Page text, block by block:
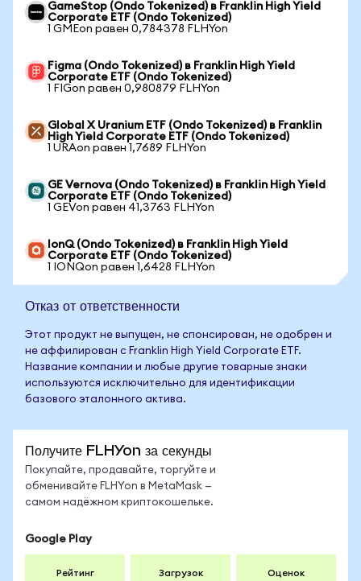
GameStop (Ondo Tokenized) в Franklin High Yield
Corporate ETF (Ondo Tokenized)
1 GMEon равен 0,784378 FLHYon
Figma (Ondo Tokenized) в Franklin High Yield
Corporate ETF (Ondo Tokenized)
1 FIGon равен 0,980879 FLHYon
Global X Uranium ETF (Ondo Tokenized) в Franklin
High Yield Corporate ETF (Ondo Tokenized)
1 URAon равен 1,7689 FLHYon
GE Vernova (Ondo Tokenized) в Franklin High Yield
Corporate ETF (Ondo Tokenized)
1 GEVon равен 41,3763 FLHYon
IonQ (Ondo Tokenized) в Franklin High Yield
Corporate ETF (Ondo Tokenized)
1 IONQon равен 1,6428 FLHYon
Отказ от ответственности
Этот продукт не выпущен, не спонсирован, не одобрен и
не аффилирован с Franklin High Yield Corporate ETF.
Название компании и любые другие товарные знаки
используются исключительно для идентификации
базового эталонного актива.
Получите FLHYon за секунды
Покупайте, продавайте, торгуйте и
обменивайте FLHYon в MetaMask —
самом надёжном криптокошельке.
Google Play
Рейтинг Загрузок Оценок